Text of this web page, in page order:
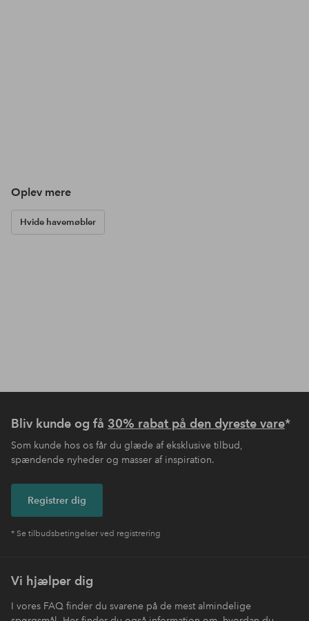
Oplev mere
Hvide havemøbler
Bliv kunde og få 30% rabat på den dyreste vare*
Som kunde hos os får du glæde af eksklusive tilbud,
spændende nyheder og masser af inspiration.
Registrer dig
* Se tilbudsbetingelser ved registrering
Vi hjælper dig
I vores FAQ finder du svarene på de mest almindelige